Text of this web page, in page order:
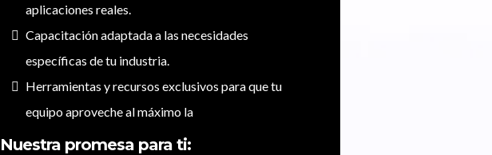
aplicaciones reales.
Capacitación adaptada a las necesidades
específicas de tu industria.
Herramientas y recursos exclusivos para que tu
equipo aproveche al máximo la
Nuestra promesa para ti: